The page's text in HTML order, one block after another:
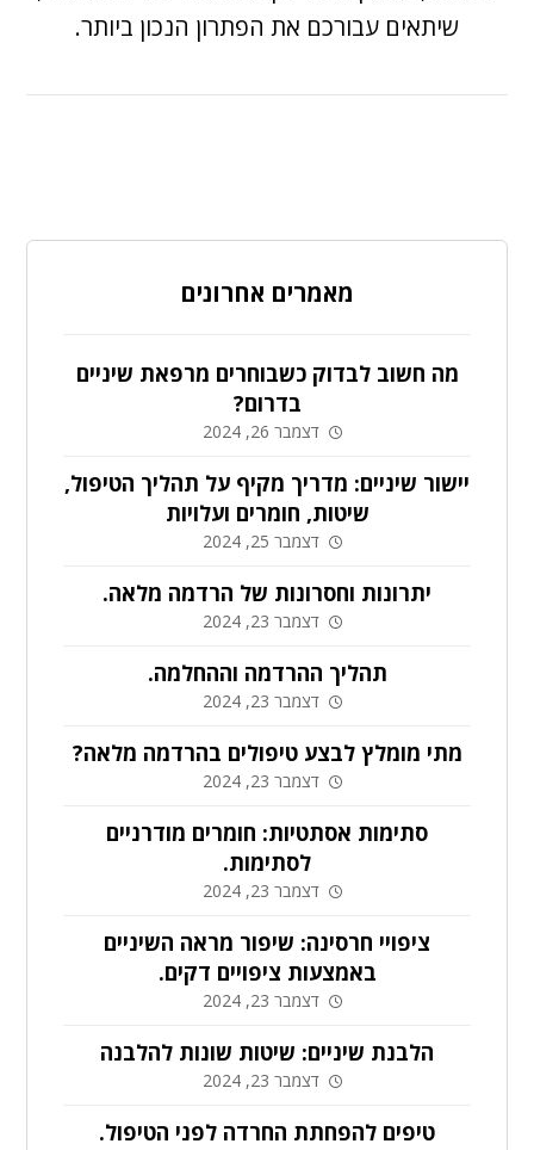
שיתאים עבורכם את הפתרון הנכון ביותר.
מאמרים אחרונים
מה חשוב לבדוק כשבוחרים מרפאת שיניים
בדרום?
דצמבר 26, 2024
יישור שיניים: מדריך מקיף על תהליך הטיפול,
שיטות, חומרים ועלויות
דצמבר 25, 2024
יתרונות וחסרונות של הרדמה מלאה.
דצמבר 23, 2024
תהליך ההרדמה וההחלמה.
דצמבר 23, 2024
מתי מומלץ לבצע טיפולים בהרדמה מלאה?
דצמבר 23, 2024
סתימות אסתטיות: חומרים מודרניים
לסתימות.
דצמבר 23, 2024
ציפויי חרסינה: שיפור מראה השיניים
באמצעות ציפויים דקים.
דצמבר 23, 2024
הלבנת שיניים: שיטות שונות להלבנה
דצמבר 23, 2024
טיפים להפחתת החרדה לפני הטיפול.